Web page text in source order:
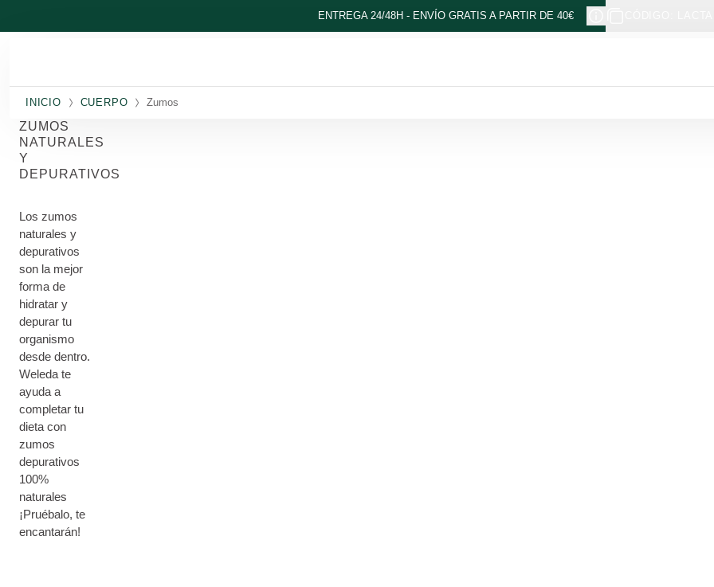
ENTREGA 24/48H - ENVÍO GRATIS A PARTIR DE 40€
INICIO CUERPO Zumos
ZUMOS
NATURALES
Y
DEPURATIVOS
Los zumos
naturales y
depurativos
son la mejor
forma de
hidratar y
depurar tu
organismo
desde dentro.
Weleda te
ayuda a
completar tu
dieta con
zumos
depurativos
100%
naturales
¡Pruébalo, te
encantarán!